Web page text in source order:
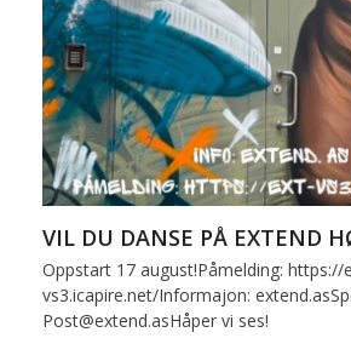
VIL DU DANSE PÅ EXTEND
Oppstart 17 august!Påmelding: https://
vs3.icapire.net/Informajon:
Post@extend.asHåper vi ses!